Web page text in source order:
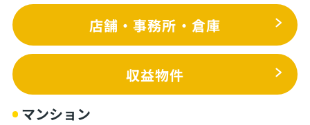
店舗・事務所・倉庫
収益物件
マンション